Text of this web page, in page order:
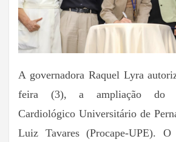
A governadora Raquel Lyra
feira (3), a ampliação do
Cardiológico Universitário de
Luiz Tavares (Procape-UPE).